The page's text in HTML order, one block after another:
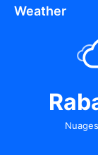
Weather